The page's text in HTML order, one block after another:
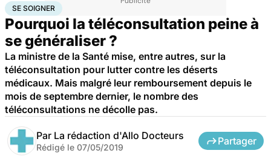
AccueilSanté Maladies
SE SOIGNER
Pourquoi la téléconsultation peine à
se généraliser ?
La ministre de la Santé mise, entre autres, sur la
téléconsultation pour lutter contre les déserts
médicaux. Mais malgré leur remboursement depuis le
mois de septembre dernier, le nombre des
téléconsultations ne décolle pas.
Par La rédaction d'Allo Docteurs
Rédigé le 07/05/2019
Partager